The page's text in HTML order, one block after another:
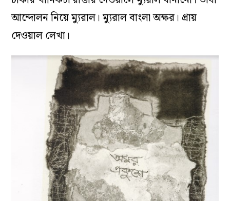
আন্দোলন নিয়ে ম্যুরাল। ম্যুরাল বাংলা অক্ষর। প্রায়
দেওয়াল লেখা।